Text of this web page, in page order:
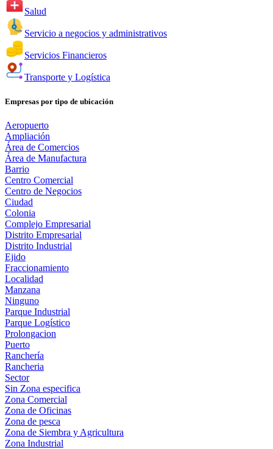
Salud
Servicio a negocios y administrativos
Servicios Financieros
Transporte y Logística
Empresas por tipo de ubicación
Aeropuerto
Ampliación
Área de Comercios
Área de Manufactura
Barrio
Centro Comercial
Centro de Negocios
Ciudad
Colonia
Complejo Empresarial
Distrito Empresarial
Distrito Industrial
Ejido
Fraccionamiento
Localidad
Manzana
Ninguno
Parque Industrial
Parque Logístico
Prolongacion
Puerto
Ranchería
Rancheria
Sector
Sin Zona especifica
Zona Comercial
Zona de Oficinas
Zona de pesca
Zona de Siembra y Agricultura
Zona Industrial